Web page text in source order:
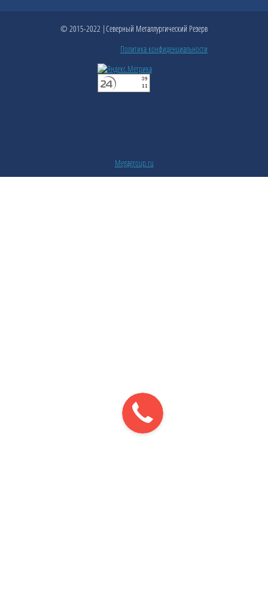
© 2015-2022 |Северный Металлургический Резерв
Политика конфиденциальности
Megagroup.ru